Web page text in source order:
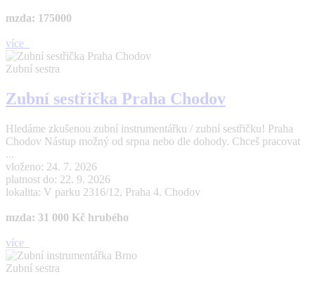
mzda: 175000
více
Zubní sestra
Zubní sestřička Praha Chodov
Hledáme zkušenou zubní instrumentářku / zubní sestřičku! Praha
Chodov Nástup možný od srpna nebo dle dohody. Chceš pracovat
...
vloženo: 24. 7. 2026
platnost do: 22. 9. 2026
lokalita: V parku 2316/12, Praha 4. Chodov
mzda: 31 000 Kč hrubého
více
Zubní sestra